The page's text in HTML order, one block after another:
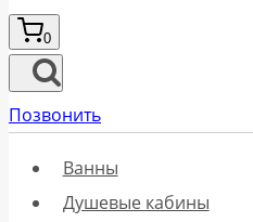
0
Позвонить
Ванны
Душевые кабины